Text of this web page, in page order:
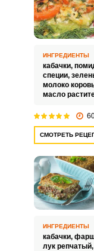
ИНГРЕДИЕНТЫ
кабачки,
специи,
молоко
масло
СМОТРЕТЬ
ИНГРЕДИЕНТЫ
кабачки,
лук репчатый,